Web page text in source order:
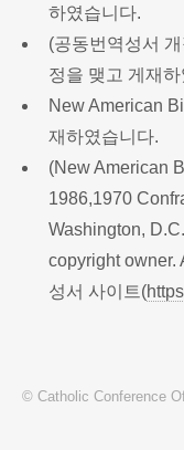
하였습니다.
(공동번역성서
정을 맺고 게재
New American
재하였습니다.
(New American
1986,1970
Washington,
copyright owner.
성서 사이트(
© Catholic Conference